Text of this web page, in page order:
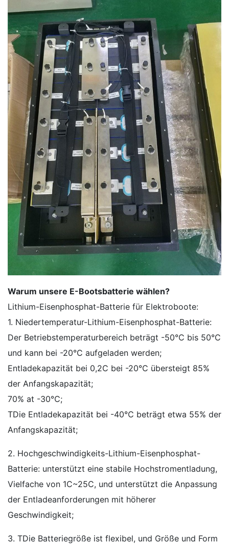
Warum unsere E-Bootsbatterie wählen?
Lithium-Eisenphosphat-Batterie für Elektroboote:
1. Niedertemperatur-Lithium-Eisenphosphat-Batterie:
Der Betriebstemperaturbereich beträgt -50°C bis 50°C
und kann bei -20°C aufgeladen werden;
Entladekapazität bei 0,2C bei -20°C übersteigt 85%
der Anfangskapazität;
70% at -30℃;
TDie Entladekapazität bei -40℃ beträgt etwa 55% der
Anfangskapazität;
2. Hochgeschwindigkeits-Lithium-Eisenphosphat-
Batterie: unterstützt eine stabile Hochstromentladung,
Vielfache von 1C~25C, und unterstützt die Anpassung
der Entladeanforderungen mit höherer
Geschwindigkeit;
3. TDie Batteriegröße ist flexibel, und Größe und Form